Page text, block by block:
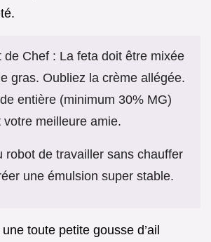
de Chef : La feta doit être mixée
gras. Oubliez la crème allégée.
entière (minimum 30% MG)
votre meilleure amie.
robot de travailler sans chauffer
une émulsion super stable.
toute petite gousse d’ail